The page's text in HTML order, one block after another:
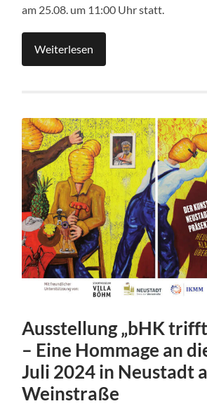
am 25.08. um 11:00 Uhr statt.
Weiterlesen
Ausstellung „bHK
– Eine Hommage an
Juli 2024 in Neustadt
Weinstraße